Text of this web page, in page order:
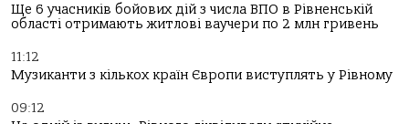
Ще 6 учасників бойових дій з числа ВПО в Рівненській
області отримають житлові ваучери по 2 млн гривень
11:12
Музиканти з кількох країн Європи виступлять у Рівному
09:12